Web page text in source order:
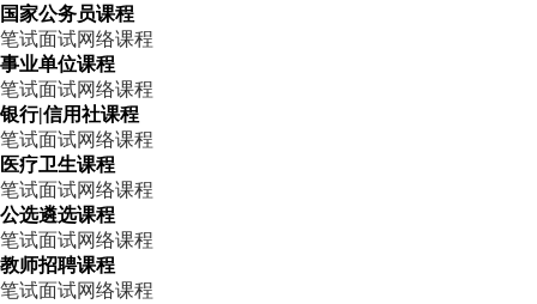
国家公务员课程
笔试面试网络课程
事业单位课程
笔试面试网络课程
银行|信用社课程
笔试面试网络课程
医疗卫生课程
笔试面试网络课程
公选遴选课程
笔试面试网络课程
教师招聘课程
笔试面试网络课程